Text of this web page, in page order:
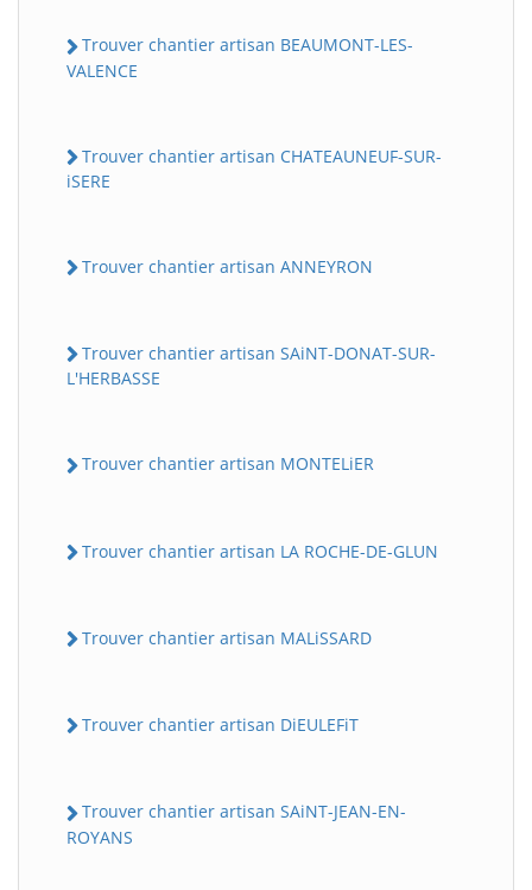
Trouver chantier artisan BEAUMONT-LES-
VALENCE
Trouver chantier artisan CHATEAUNEUF-SUR-
iSERE
Trouver chantier artisan ANNEYRON
Trouver chantier artisan SAiNT-DONAT-SUR-
L'HERBASSE
Trouver chantier artisan MONTELiER
Trouver chantier artisan LA ROCHE-DE-GLUN
Trouver chantier artisan MALiSSARD
Trouver chantier artisan DiEULEFiT
Trouver chantier artisan SAiNT-JEAN-EN-
ROYANS